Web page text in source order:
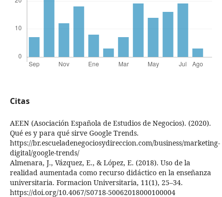
Citas
AEEN (Asociación Española de Estudios de Negocios). (2020).
Qué es y para qué sirve Google Trends.
https://br.escueladenegociosydireccion.com/business/marketing-
digital/google-trends/
Almenara, J., Vázquez, E., & López, E. (2018). Uso de la
realidad aumentada como recurso didáctico en la enseñanza
universitaria. Formacion Universitaria, 11(1), 25–34.
https://doi.org/10.4067/S0718-50062018000100004